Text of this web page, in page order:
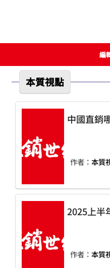
編
本質視點
作者： 本質
作者： 本質